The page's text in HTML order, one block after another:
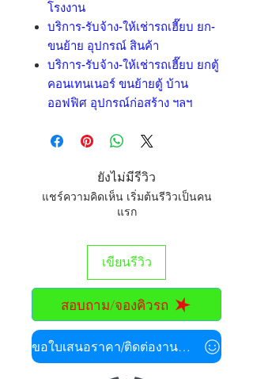
โรงงาน
บริการ-รับจ้าง-ให้เช่ารถเฮี๊ยบ ยก-
ขนย้าย อุปกรณ์ สินค้า
บริการ-รับจ้าง-ให้เช่ารถเฮี๊ยบ ยกตู้
คอนเทนเนอร์ ขนย้ายตู้ บ้าน
ออฟฟิศ อุปกรณ์ก่อสร้าง ฯลฯ
ยังไม่มีรีวิว
แชร์ความคิดเห็น เริ่มต้นรีวิวเป็นคน
แรก
เขียนรีวิว
สอบถาม/จองคิวรถ
ขอใบเสนอราคา/ติดต่องานด่วน